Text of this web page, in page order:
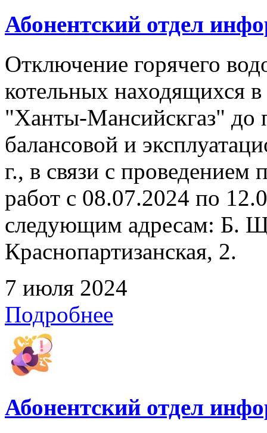
Абонентский отдел
Отключение горячего
котельных находящихся
"Ханты-Мансийскгаз" до
балансовой и
г., в связи с
работ с 08.07.2024 по
следующим адресам: Б.
Краснопартизанская, 2.
7 июля 2024
Подробнее
Абонентский отдел